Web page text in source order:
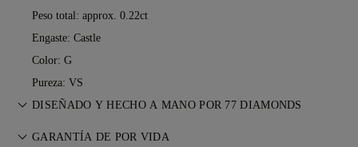
Peso total: approx. 0.22ct
Engaste: Castle
Color: G
Pureza: VS
DISEÑADO Y HECHO A MANO POR 77 DIAMONDS
Perfeccionando el arte joyero, pieza a pieza, de la mano de
GARANTÍA DE POR VIDA